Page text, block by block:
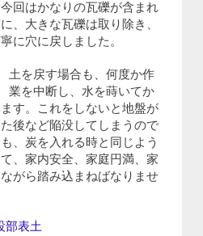
回はかなりの瓦礫が含まれ
、大きな瓦礫は取り除き、
に穴に戻しました。
土を戻す場合も、何度か作
業を中断し、水を蒔いてか
す。これをしないと地盤が
後など陥没してしまうので
、炭を入れる時と同じよう
、家内安全、家庭円満、家
がら踏み込まねばなりませ